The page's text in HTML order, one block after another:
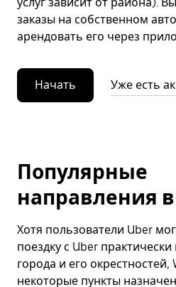
заказы на собственном
арендовать его через
Начать Уже есть
Популярные
направления в
Хотя пользователи Uber
поездку с Uber
города и его окрестностей,
некоторые пункты